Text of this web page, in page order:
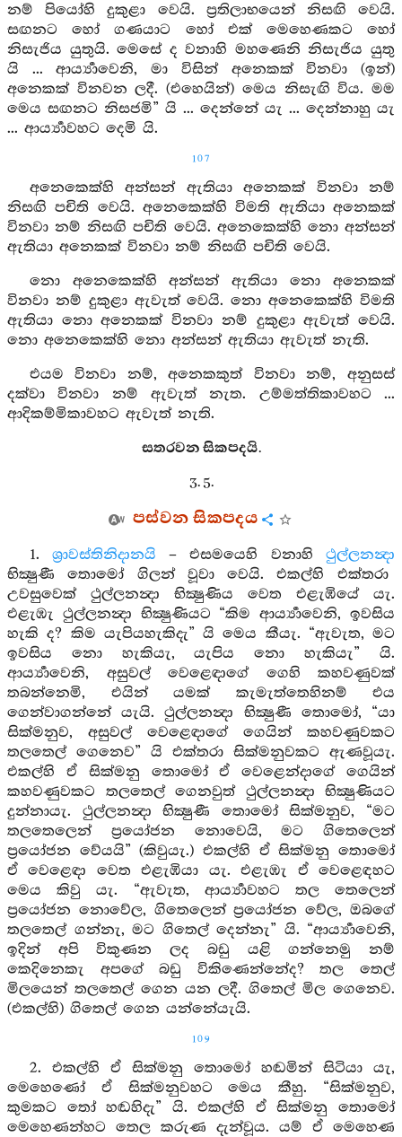
නම් පියෝහි දුකුළා වෙයි. ප්‍රතිලාභයෙන් නිසඟි වෙයි.
සඟනට හෝ ගණයාට හෝ එක් මෙහෙණකට හෝ
නිසැජිය යුතුයි. මෙසේ ද වනාහි මහණෙනි නිසැජිය යුතු
යි ... ආර්‍ය්‍යාවෙනි, මා විසින් අනෙකක් විනවා (ඉන්)
අනෙකක් විනවන ලදී. (එහෙයින්) මෙය නිසැඟි විය. මම
මෙය සඟනට නිසජමි” යි ... දෙන්නේ යැ ... දෙන්නාහු යැ
... ආර්‍ය්‍යාවහට දෙමි යි.
107
අනෙකෙක්හි අන්සන් ඇතියා අනෙකක් විනවා නම්
නිසඟි පචිති වෙයි. අනෙකෙක්හි විමති ඇතියා අනෙකක්
විනවා නම් නිසඟි පචිති වෙයි. අනෙකෙක්හි නො අන්සන්
ඇතියා අනෙකක් විනවා නම් නිසඟි පචිති වෙයි.
නො අනෙකෙක්හි අන්සන් ඇතියා නො අනෙකක්
විනවා නම් දුකුළා ඇවැත් වෙයි. නො අනෙකෙක්හි විමති
ඇතියා නො අනෙකක් විනවා නම් දුකුළා ඇවැත් වෙයි.
නො අනෙකෙක්හි නො අන්සන් ඇතියා ඇවැත් නැති.
එයම විනවා නම්, අනෙකකුත් විනවා නම්, අනුසස්
දක්වා විනවා නම් ඇවැත් නැත. උම්මත්තිකාවහට ...
ආදිකම්මිකාවහට ඇවැත් නැති.
සතරවන සිකපදයි.
3. 5.
පස්වන සිකපදය
1. ශ්‍රාවස්තිනිදානයි – එසමයෙහි වනාහිථුල්ලනන්‍දා
භික්‍ෂුණී තොමෝ ගිලන් වූවා වෙයි. එකල්හි එක්තරා
උවසුවෙක් ථුල්ලනන්‍දා භික්‍ෂුණිය වෙත එළැඹියේ යැ.
එළැඹැ ථුල්ලනන්‍දා භික්‍ෂුණියට “කිම ආර්‍ය්‍යාවෙනි, ඉවසිය
හැකි ද? කිම යැපියහැකිදැ” යි මෙය කීයැ. “ඇවැත, මට
ඉවසිය නො හැකියැ, යැපිය නො හැකියැ” යි.
ආර්‍ය්‍යාවෙනි, අසුවල් වෙළෙඳාගේ ගෙහි කහවණුවක්
තබන්නෙමි, එයින් යමක් කැමැත්තෙහිනම් එය
ගෙන්වාගන්නේ යැයි. ථුල්ලනන්‍දා භික්‍ෂුණී තොමෝ, “යා
සික්මනුව, අසුවල් වෙළෙඳාගේ ගෙයින් කහවණුවකට
තලතෙල් ගෙනෙව” යි එක්තරා සික්මනුවකට ඇණවූයැ.
එකල්හි ඒ සික්මනු තොමෝ ඒ වෙළෙන්දාගේ ගෙයින්
කහවණුවකට තලතෙල් ගෙනවුත් ථුල්ලනන්‍දා භික්‍ෂුණියට
දුන්නායැ. ථුල්ලනන්‍දා භික්‍ෂුණී තොමෝ සික්මනුව, “මට
තලතෙලෙන් ප්‍රයෝජන නොවෙයි, මට ගිතෙලෙන්
ප්‍රයෝජන වේයයි” (කිවුයැ.) එකල්හි ඒ සික්මනු තොමෝ
ඒ වෙළෙඳා වෙත එළැඹියා යැ. එළැඹැ ඒ වෙළෙඳහට
මෙය කිවු යැ. “ඇවැත, ආර්‍ය්‍යාවහට තල තෙලෙන්
ප්‍රයෝජන නොවේල, ගිතෙලෙන් ප්‍රයෝජන වේල, ඔබගේ
තලතෙල් ගන්නැ, මට ගිතෙල් දෙන්නැ” යි. “ආර්‍ය්‍යාවෙනි,
ඉදින් අපි විකුණන ලද බඩු යළි ගන්නෙමු නම්
කෙදිනෙකැ අපගේ බඩු විකිණෙන්නේද? තල තෙල්
මිලයෙන් තලතෙල් ගෙන යන ලදී. ගිතෙල් මිල ගෙනෙව.
(එකල්හි) ගිතෙල් ගෙන යන්නේයැයි.
109
2. එකල්හි ඒ සික්මනු තොමෝ හඬමින් සිටියා යැ,
මෙහෙණෝ ඒ සික්මනුවහට මෙය කීහු. “සික්මනුව,
කුමකට තෝ හඬහිදැ” යි. එකල්හි ඒ සික්මනු තොමෝ
මෙහෙණන්හට තෙල කරුණ දැන්වූය. යම් ඒ මෙහෙණ